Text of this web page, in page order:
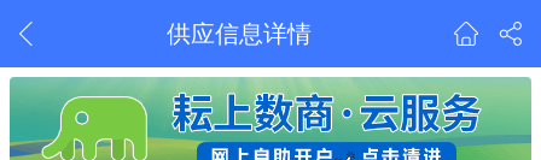
供应信息详情